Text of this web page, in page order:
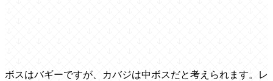
ボスはバギーですが、カバジは中ボスだと考えられます。レ